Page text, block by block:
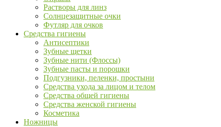
Растворы для линз
Солнцезащитные очки
Футляр для очков
Средства гигиены
Антисептики
Зубные щетки
Зубные нити (Флоссы)
Зубные пасты и порошки
Подгузники, пеленки, простыни
Средства ухода за лицом и телом
Средства общей гигиены
Средства женской гигиены
Косметика
Ножницы